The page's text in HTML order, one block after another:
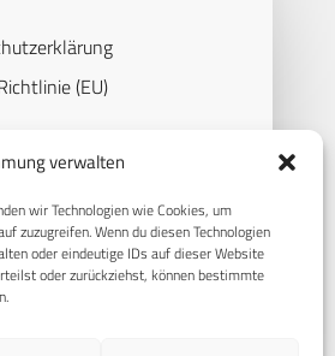
verwalten
wir Technologien wie Cookies, um
zuzugreifen. Wenn du diesen Technologien
oder eindeutige IDs auf dieser Website
oder zurückziehst, können bestimmte
(EU)